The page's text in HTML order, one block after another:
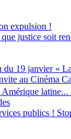
expulsion !
justice soit
19 janvier «
au Cinéma
Amérique
publics !